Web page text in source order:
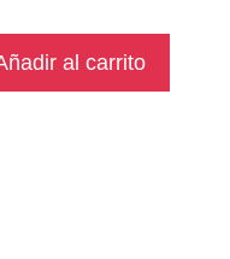
al carrito